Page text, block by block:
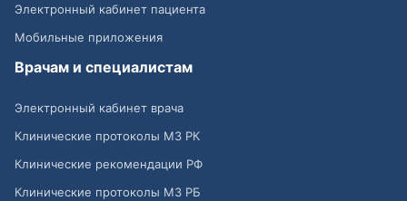
Электронный кабинет пациента
Мобильные приложения
Врачам и специалистам
Электронный кабинет врача
Клинические протоколы МЗ РК
Клинические рекомендации РФ
Клинические протоколы МЗ РБ